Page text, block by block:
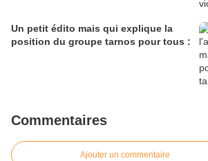
Un petit édito mais qui explique la
position du groupe tarnos pour tous :
Commentaires
Ajouter un commentaire